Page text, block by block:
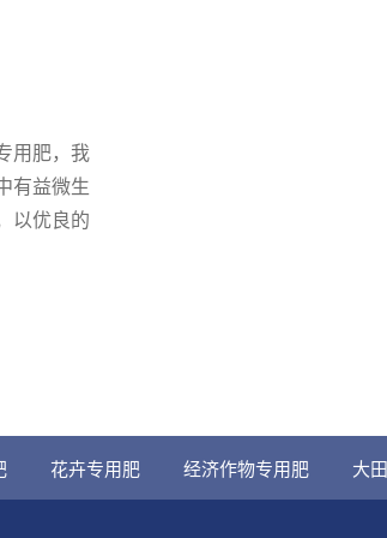
用肥，我
有益微生
以优良的
花卉专用肥 经济作物专用肥 大